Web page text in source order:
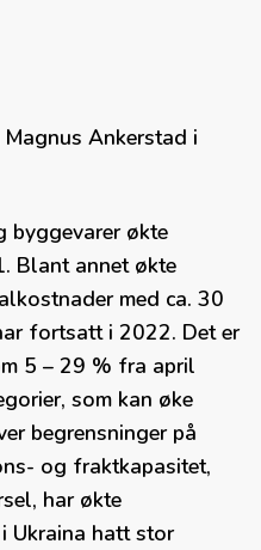
Ankerstad i
byggevarer økte
Blant annet økte
med ca. 30
fortsatt i 2022. Det er
5 – 29 % fra april
som kan øke
begrensninger på
og fraktkapasitet,
har økte
Ukraina hatt stor